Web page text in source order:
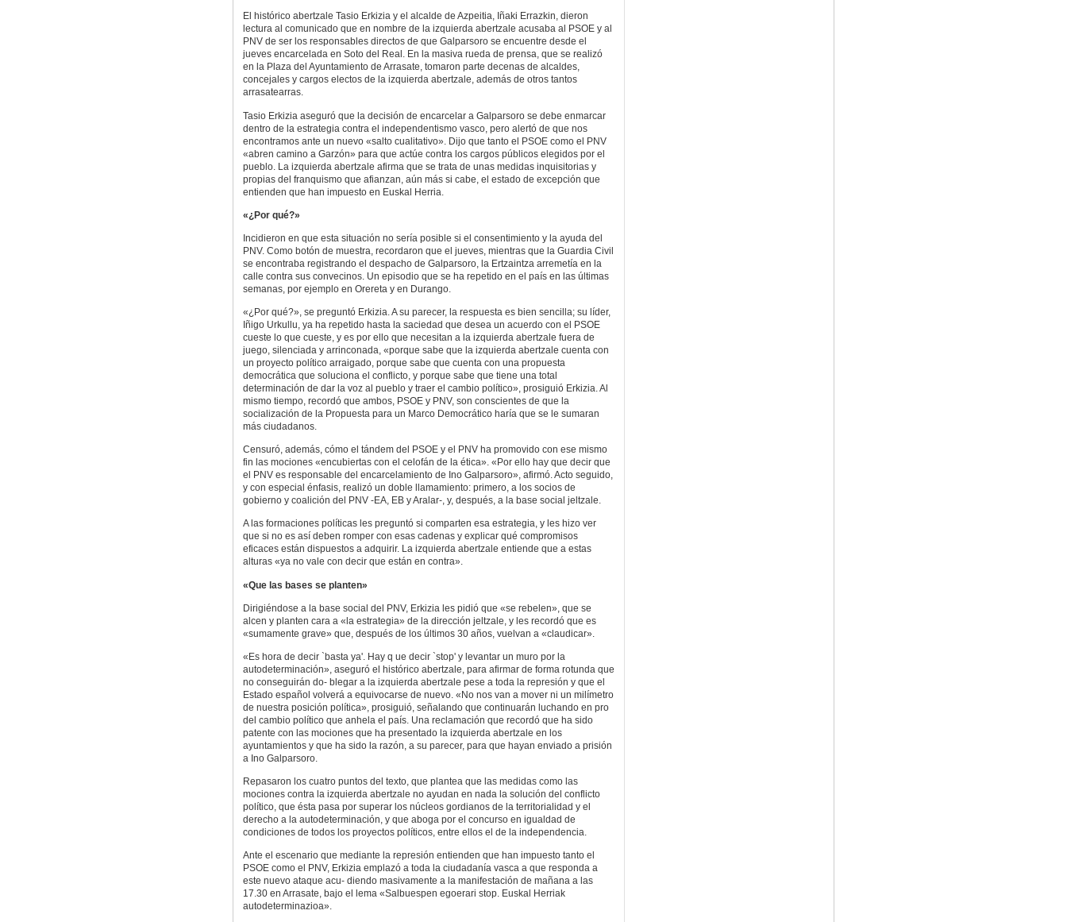
El histórico abertzale Tasio Erkizia y el alcalde de Azpeitia, Iñaki Errazkin, dieron
lectura al comunicado que en nombre de la izquierda abertzale acusaba al PSOE y al
PNV de ser los responsables directos de que Galparsoro se encuentre desde el
jueves encarcelada en Soto del Real. En la masiva rueda de prensa, que se realizó
en la Plaza del Ayuntamiento de Arrasate, tomaron parte decenas de alcaldes,
concejales y cargos electos de la izquierda abertzale, además de otros tantos
arrasatearras.
Tasio Erkizia aseguró que la decisión de encarcelar a Galparsoro se debe enmarcar
dentro de la estrategia contra el independentismo vasco, pero alertó de que nos
encontramos ante un nuevo «salto cualitativo». Dijo que tanto el PSOE como el PNV
«abren camino a Garzón» para que actúe contra los cargos públicos elegidos por el
pueblo. La izquierda abertzale afirma que se trata de unas medidas inquisitorias y
propias del franquismo que afianzan, aún más si cabe, el estado de excepción que
entienden que han impuesto en Euskal Herria.
«¿Por qué?»
Incidieron en que esta situación no sería posible si el consentimiento y la ayuda del
PNV. Como botón de muestra, recordaron que el jueves, mientras que la Guardia Civil
se encontraba registrando el despacho de Galparsoro, la Ertzaintza arremetía en la
calle contra sus convecinos. Un episodio que se ha repetido en el país en las últimas
semanas, por ejemplo en Orereta y en Durango.
«¿Por qué?», se preguntó Erkizia. A su parecer, la respuesta es bien sencilla; su líder,
Iñigo Urkullu, ya ha repetido hasta la saciedad que desea un acuerdo con el PSOE
cueste lo que cueste, y es por ello que necesitan a la izquierda abertzale fuera de
juego, silenciada y arrinconada, «porque sabe que la izquierda abertzale cuenta con
un proyecto político arraigado, porque sabe que cuenta con una propuesta
democrática que soluciona el conflicto, y porque sabe que tiene una total
determinación de dar la voz al pueblo y traer el cambio político», prosiguió Erkizia. Al
mismo tiempo, recordó que ambos, PSOE y PNV, son conscientes de que la
socialización de la Propuesta para un Marco Democrático haría que se le sumaran
más ciudadanos.
Censuró, además, cómo el tándem del PSOE y el PNV ha promovido con ese mismo
fin las mociones «encubiertas con el celofán de la ética». «Por ello hay que decir que
el PNV es responsable del encarcelamiento de Ino Galparsoro», afirmó. Acto seguido,
y con especial énfasis, realizó un doble llamamiento: primero, a los socios de
gobierno y coalición del PNV -EA, EB y Aralar-, y, después, a la base social jeltzale.
A las formaciones políticas les preguntó si comparten esa estrategia, y les hizo ver
que si no es así deben romper con esas cadenas y explicar qué compromisos
eficaces están dispuestos a adquirir. La izquierda abertzale entiende que a estas
alturas «ya no vale con decir que están en contra».
«Que las bases se planten»
Dirigiéndose a la base social del PNV, Erkizia les pidió que «se rebelen», que se
alcen y planten cara a «la estrategia» de la dirección jeltzale, y les recordó que es
«sumamente grave» que, después de los últimos 30 años, vuelvan a «claudicar».
«Es hora de decir `basta ya'. Hay q ue decir `stop' y levantar un muro por la
autodeterminación», aseguró el histórico abertzale, para afirmar de forma rotunda que
no conseguirán do- blegar a la izquierda abertzale pese a toda la represión y que el
Estado español volverá a equivocarse de nuevo. «No nos van a mover ni un milímetro
de nuestra posición política», prosiguió, señalando que continuarán luchando en pro
del cambio político que anhela el país. Una reclamación que recordó que ha sido
patente con las mociones que ha presentado la izquierda abertzale en los
ayuntamientos y que ha sido la razón, a su parecer, para que hayan enviado a prisión
a Ino Galparsoro.
Repasaron los cuatro puntos del texto, que plantea que las medidas como las
mociones contra la izquierda abertzale no ayudan en nada la solución del conflicto
político, que ésta pasa por superar los núcleos gordianos de la territorialidad y el
derecho a la autodeterminación, y que aboga por el concurso en igualdad de
condiciones de todos los proyectos políticos, entre ellos el de la independencia.
Ante el escenario que mediante la represión entienden que han impuesto tanto el
PSOE como el PNV, Erkizia emplazó a toda la ciudadanía vasca a que responda a
este nuevo ataque acu- diendo masivamente a la manifestación de mañana a las
17.30 en Arrasate, bajo el lema «Salbuespen egoerari stop. Euskal Herriak
autodeterminazioa».